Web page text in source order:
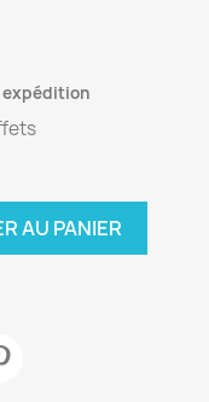
expédition
AU PANIER